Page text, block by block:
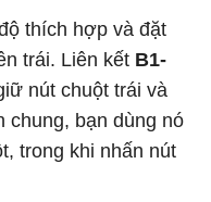
thích hợp và đặt
trái. Liên kết B1-
nút chuột trái và
chung, bạn dùng nó
trong khi nhấn nút